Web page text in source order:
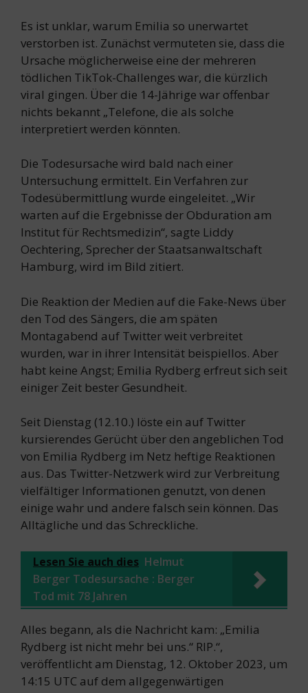
Es ist unklar, warum Emilia so unerwartet
verstorben ist. Zunächst vermuteten sie, dass die
Ursache möglicherweise eine der mehreren
tödlichen TikTok-Challenges war, die kürzlich
viral gingen. Über die 14-Jährige war offenbar
nichts bekannt „Telefone, die als solche
interpretiert werden könnten.
Die Todesursache wird bald nach einer
Untersuchung ermittelt. Ein Verfahren zur
Todesübermittlung wurde eingeleitet. „Wir
warten auf die Ergebnisse der Obduration am
Institut für Rechtsmedizin“, sagte Liddy
Oechtering, Sprecher der Staatsanwaltschaft
Hamburg, wird im Bild zitiert.
Die Reaktion der Medien auf die Fake-News über
den Tod des Sängers, die am späten
Montagabend auf Twitter weit verbreitet
wurden, war in ihrer Intensität beispiellos. Aber
habt keine Angst; Emilia Rydberg erfreut sich seit
einiger Zeit bester Gesundheit.
Seit Dienstag (12.10.) löste ein auf Twitter
kursierendes Gerücht über den angeblichen Tod
von Emilia Rydberg im Netz heftige Reaktionen
aus. Das Twitter-Netzwerk wird zur Verbreitung
vielfältiger Informationen genutzt, von denen
einige wahr und andere falsch sein können. Das
Alltägliche und das Schreckliche.
Lesen Sie auch dies Helmut
Berger Todesursache : Berger
Tod mit 78 Jahren
Alles begann, als die Nachricht kam: „Emilia
Rydberg ist nicht mehr bei uns.“ RIP.“,
veröffentlicht am Dienstag, 12. Oktober 2023, um
14:15 UTC auf dem allgegenwärtigen